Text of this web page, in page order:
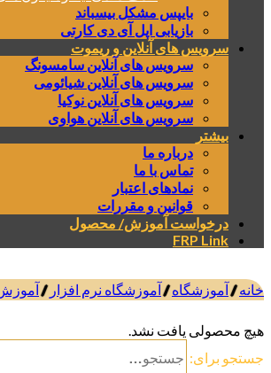
بایپس مشکل بیسباند
بازیابی اپل آی دی کارتی
سرویس های آنلاین و ریموت
سرویس های آنلاین سامسونگ
سرویس های آنلاین شیائومی
سرویس های آنلاین نوکیا
سرویس های آنلاین هواوی
بیشتر
درباره ما
تماس با ما
نمادهای اعتبار
قوانین و مقررات
درخواست آموزش/ محصول
FRP Link
خانه /آموزشگاه /آموزشگاه نرم افزار /آموزش
هیچ محصولی یافت نشد.
جستجو برای: